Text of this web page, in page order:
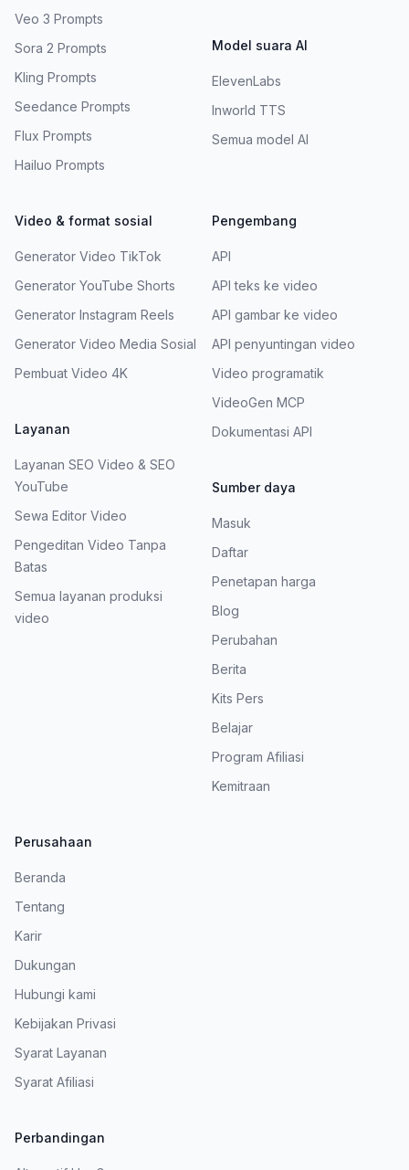
Veo 3 Prompts
Sora 2 Prompts
Kling Prompts
Seedance Prompts
Flux Prompts
Hailuo Prompts
Model suara AI
ElevenLabs
Inworld TTS
Semua model AI
Video & format sosial
Generator Video TikTok
Generator YouTube Shorts
Generator Instagram Reels
Generator Video Media Sosial
Pembuat Video 4K
Layanan
Layanan SEO Video & SEO
YouTube
Sewa Editor Video
Pengeditan Video Tanpa
Batas
Semua layanan produksi
video
Pengembang
API
API teks ke video
API gambar ke video
API penyuntingan video
Video programatik
VideoGen MCP
Dokumentasi API
Sumber daya
Masuk
Daftar
Penetapan harga
Blog
Perubahan
Berita
Kits Pers
Belajar
Program Afiliasi
Kemitraan
Perusahaan
Beranda
Tentang
Karir
Dukungan
Hubungi kami
Kebijakan Privasi
Syarat Layanan
Syarat Afiliasi
Perbandingan